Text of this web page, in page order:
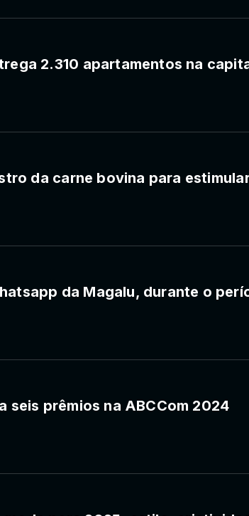
2.310 apartamentos na
da carne bovina para
da Magalu, durante o
seis prêmios na ABCCom 2024